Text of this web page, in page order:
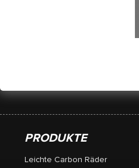
PRODUKTE
Leichte Carbon Räder